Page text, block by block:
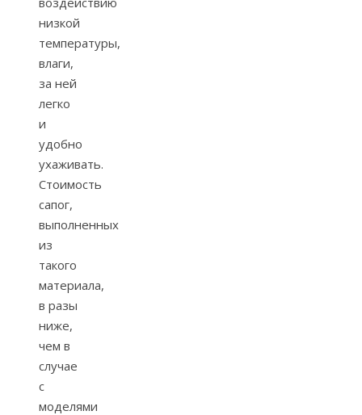
низкой
температуры,
влаги,
за ней
легко
и
удобно
ухаживать.
Стоимость
сапог,
выполненных
из
такого
материала,
в разы
ниже,
чем в
случае
с
моделями